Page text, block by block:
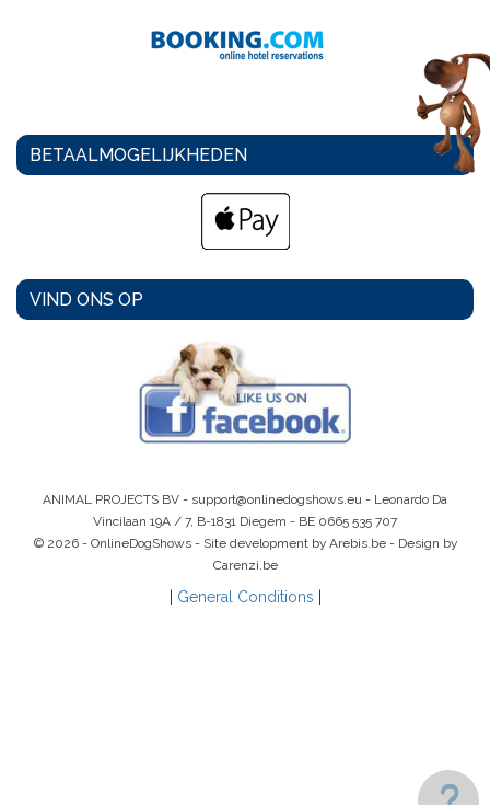
BETAALMOGELIJKHEDEN
VIND ONS OP
ANIMAL PROJECTS BV - support@onlinedogshows.eu - Leonardo Da
Vincilaan 19A / 7, B-1831 Diegem - BE 0665 535 707
© 2026 - OnlineDogShows - Site development by Arebis.be - Design by
Carenzi.be
General Conditions